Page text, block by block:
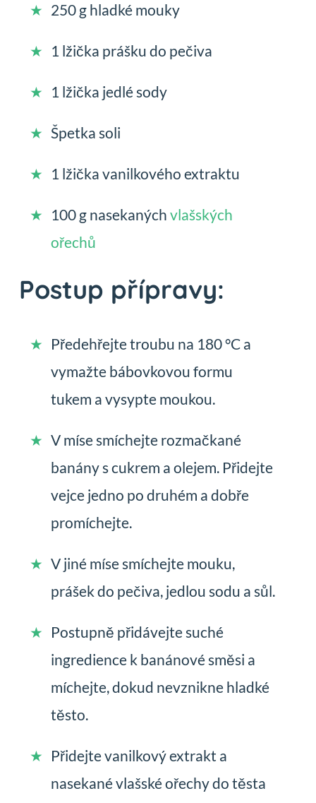
250 g hladké mouky
1 lžička prášku do pečiva
1 lžička jedlé sody
Špetka soli
1 lžička vanilkového extraktu
100 g nasekanýchvlašských
ořechů
Postup přípravy:
Předehřejte troubu na 180 °C a
vymažte bábovkovou formu
tukem a vysypte moukou.
V míse smíchejte rozmačkané
banány s cukrem a olejem. Přidejte
vejce jedno po druhém a dobře
promíchejte.
V jiné míse smíchejte mouku,
prášek do pečiva, jedlou sodu a sůl.
Postupně přidávejte suché
ingredience k banánové směsi a
míchejte, dokud nevznikne hladké
těsto.
Přidejte vanilkový extrakt a
nasekané vlašské ořechy do těsta